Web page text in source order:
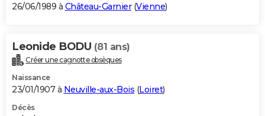
26/06/1989 à Château-Garnier(Vienne)
Leonide BODU (81 ans)
Créer une cagnotte obsèques
Naissance
23/01/1907 à Neuville-aux-Bois (Loiret)
Décès